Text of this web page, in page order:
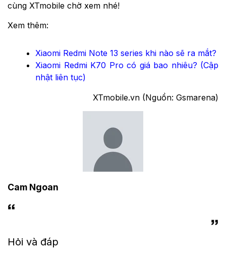
cùng XTmobile chờ xem nhé!
Xem thêm:
Xiaomi Redmi Note 13 series khi nào sẽ ra mắt?
Xiaomi Redmi K70 Pro có giá bao nhiêu? (Cập
nhật liên tục)
XTmobile.vn (Nguồn: Gsmarena)
Cam Ngoan
Hỏi và đáp